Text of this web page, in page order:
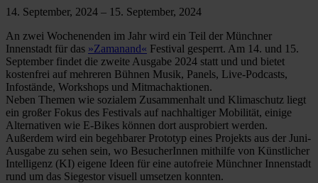
14. September, 2024 – 15. September, 2024
An zwei Wochenenden im Jahr wird ein Teil der Münchner
Innenstadt für das »Zamanand« Festival gesperrt. Am 14. und 15.
September findet die zweite Ausgabe 2024 statt und und bietet
kostenfrei auf mehreren Bühnen Musik, Panels, Live-Podcasts,
Infostände, Workshops und Mitmachaktionen.
Neben Themen wie sozialem Zusammenhalt und Klimaschutz liegt
ein großer Fokus des Festivals auf nachhaltiger Mobilität, einige
Alternativen wie E-Bikes können dort ausprobiert werden.
Außerdem wird ein begehbarer Prototyp eines Projekts aus der Juni-
Ausgabe zu sehen sein, wo BesucherInnen mithilfe von Künstlicher
Intelligenz (KI) eigene Ideen für eine autofreie Münchner Innenstadt
rund um das Siegestor visuell umsetzen konnten.